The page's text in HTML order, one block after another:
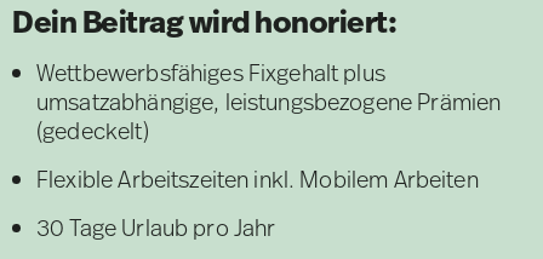
Dein Beitrag wird honoriert:
Wettbewerbsfähiges Fixgehalt plus
umsatzabhängige, leistungsbezogene Prämien
(gedeckelt)
Flexible Arbeitszeiten inkl. Mobilem Arbeiten
30 Tage Urlaub pro Jahr